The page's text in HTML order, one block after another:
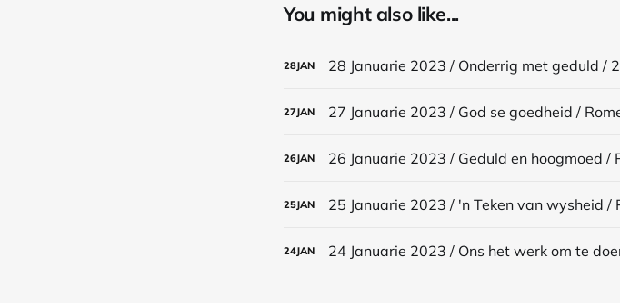
You might also like...
28JAN 28 Januarie 2023 / Onderrig met geduld /
27JAN 27 Januarie 2023 / God se goedheid /
26JAN 26 Januarie 2023 / Geduld en hoogmoed /
25JAN 25 Januarie 2023 / 'n Teken van wysheid /
24JAN 24 Januarie 2023 / Ons het werk om te